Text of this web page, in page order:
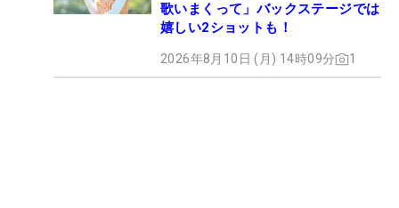
歌いまくって」バックステージでは
嬉しい2ショットも！
2026年8月10日 (月) 14時09分 1